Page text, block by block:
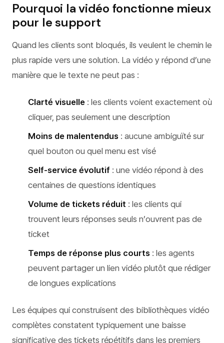
Pourquoi la vidéo fonctionne mieux
pour le support
Quand les clients sont bloqués, ils veulent le chemin le
plus rapide vers une solution. La vidéo y répond d’une
manière que le texte ne peut pas :
Clarté visuelle : les clients voient exactement où
cliquer, pas seulement une description
Moins de malentendus : aucune ambiguïté sur
quel bouton ou quel menu est visé
Self-service évolutif : une vidéo répond à des
centaines de questions identiques
Volume de tickets réduit : les clients qui
trouvent leurs réponses seuls n’ouvrent pas de
ticket
Temps de réponse plus courts : les agents
peuvent partager un lien vidéo plutôt que rédiger
de longues explications
Les équipes qui construisent des bibliothèques vidéo
complètes constatent typiquement une baisse
significative des tickets répétitifs dans les premiers